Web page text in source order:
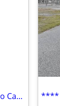
2x 2021 Hammerhead Mudhead 208R Go Carts